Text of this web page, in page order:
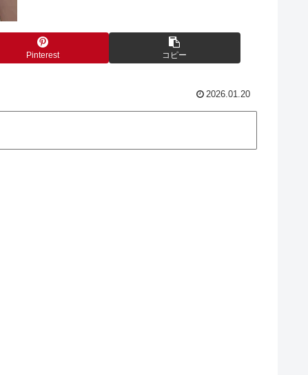
Pinterest コピー
2026.01.20